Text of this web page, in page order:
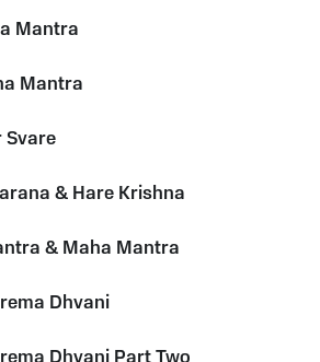
Mantra
Mantra
Svare
& Hare Krishna
& Maha Mantra
Dhvani